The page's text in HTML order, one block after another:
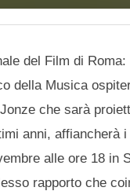
del Film di
della Musica
che sarà
anni,
alle ore 18 in
rapporto che